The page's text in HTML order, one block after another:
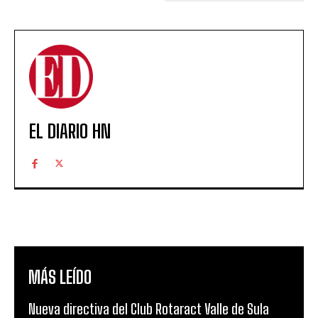
EL DIARIO HN
MÁS LEÍDO
Nueva directiva del Club Rotaract Valle de Sula